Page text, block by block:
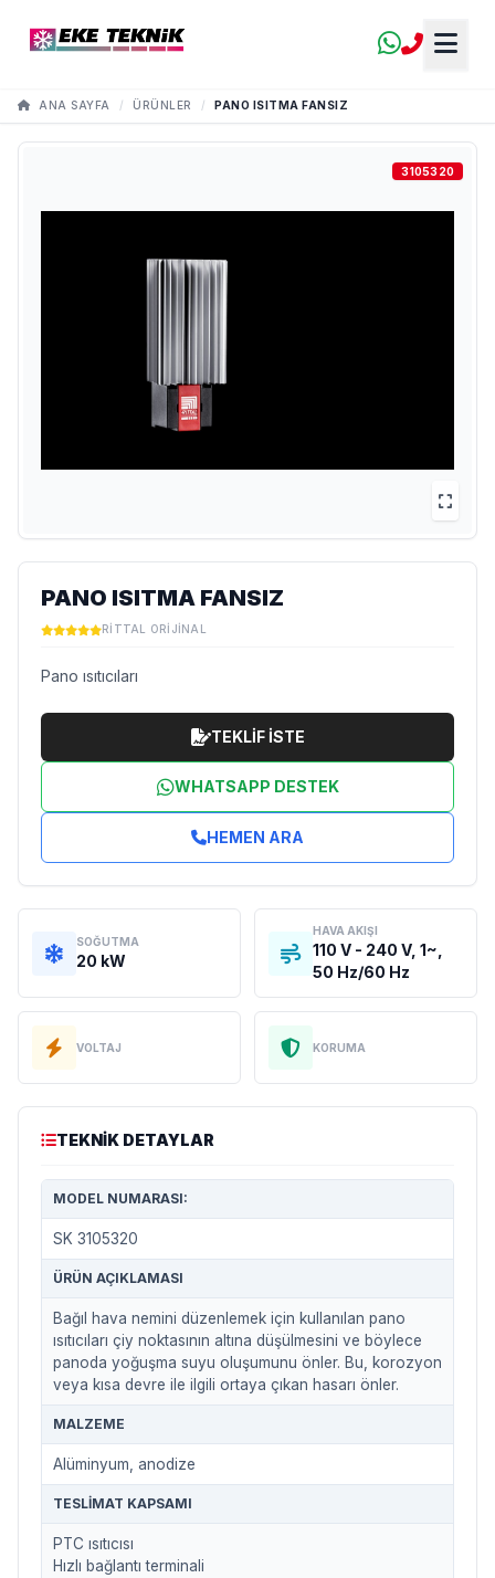
ANA SAYFA / ÜRÜNLER / PANO ISITMA FANSIZ
3105320
PANO ISITMA FANSIZ
RITTAL ORIJINAL
Pano ısıtıcıları
TEKLİF İSTE
WHATSAPP DESTEK
HEMEN ARA
SOĞUTMA
20 kW
HAVA AKIŞI
110 V - 240 V, 1~,
50 Hz/60 Hz
VOLTAJ KORUMA
TEKNIK DETAYLAR
MODEL NUMARASI:
SK 3105320
ÜRÜN AÇIKLAMASI
Bağıl hava nemini düzenlemek için kullanılan pano
ısıtıcıları çiy noktasının altına düşülmesini ve böylece
panoda yoğuşma suyu oluşumunu önler. Bu, korozyon
veya kısa devre ile ilgili ortaya çıkan hasarı önler.
MALZEME
Alüminyum, anodize
TESLIMAT KAPSAMI
PTC ısıtıcısı
Hızlı bağlantı terminali